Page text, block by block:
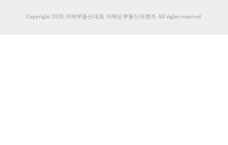
Copyright 2026 거제부동산대표 거제도부동산프렌즈 All rights reserved.